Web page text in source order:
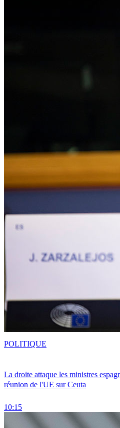
La droite attaque les ministres
réunion de l'UE sur Ceuta
10:15
POLITIQUE